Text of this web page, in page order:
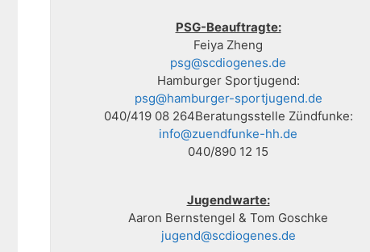
PSG-Beauftragte:
Feiya Zheng
psg@scdiogenes.de
Hamburger Sportjugend:
psg@hamburger-sportjugend.de
040/419 08 264Beratungsstelle Zündfunke:
info@zuendfunke-hh.de
040/890 12 15
Jugendwarte:
Aaron Bernstengel & Tom Goschke
jugend@scdiogenes.de